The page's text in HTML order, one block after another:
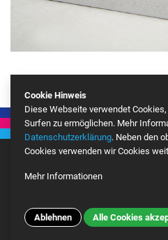
© Copyright 2026 BEN Kunststoffe
Cookie Hinweis
Diese Webseite verwendet
Surfen zu ermöglichen. Mehr
Datenschutzerklärung. Neben den
Cookies verwenden wir Cookies
Mehr Informationen
Ablehnen
Alle Cookies